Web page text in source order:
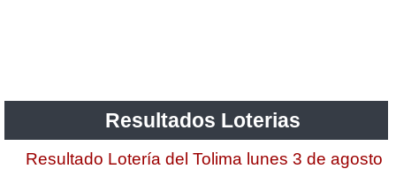
Resultados Loterias
Resultado Lotería del Tolima lunes 3 de agosto